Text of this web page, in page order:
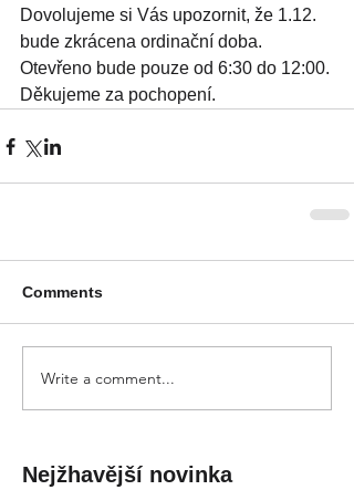
Dovolujeme si Vás upozornit, že 1.12.
bude zkrácena ordinační doba.
Otevřeno bude pouze od 6:30 do 12:00.
Děkujeme za pochopení.
Comments
Write a comment...
Nejžhavější novinka